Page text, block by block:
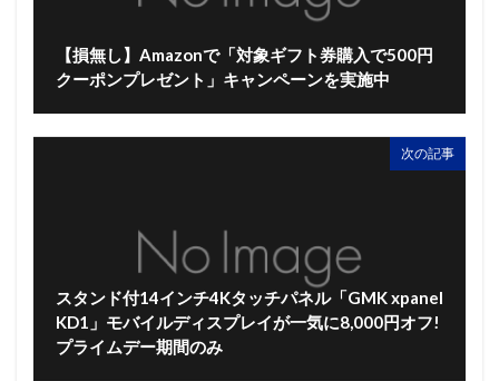
【損無し】Amazonで「対象ギフト券購入で500円
クーポンプレゼント」キャンペーンを実施中
次の記事
スタンド付14インチ4Kタッチパネル「GMK xpanel
KD1」モバイルディスプレイが一気に8,000円オフ!
プライムデー期間のみ